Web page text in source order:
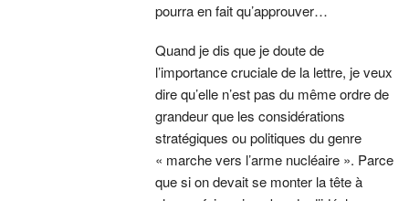
pourra en fait qu’approuver…
Quand je dis que je doute de
l’importance cruciale de la lettre, je veux
dire qu’elle n’est pas du même ordre de
grandeur que les considérations
stratégiques ou politiques du genre
« marche vers l’arme nucléaire ». Parce
que si on devait se monter la tête à